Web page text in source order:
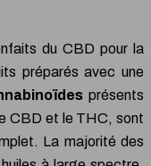
du CBD pour la
préparés avec une
présents
CBD et le THC, sont
La majorité des